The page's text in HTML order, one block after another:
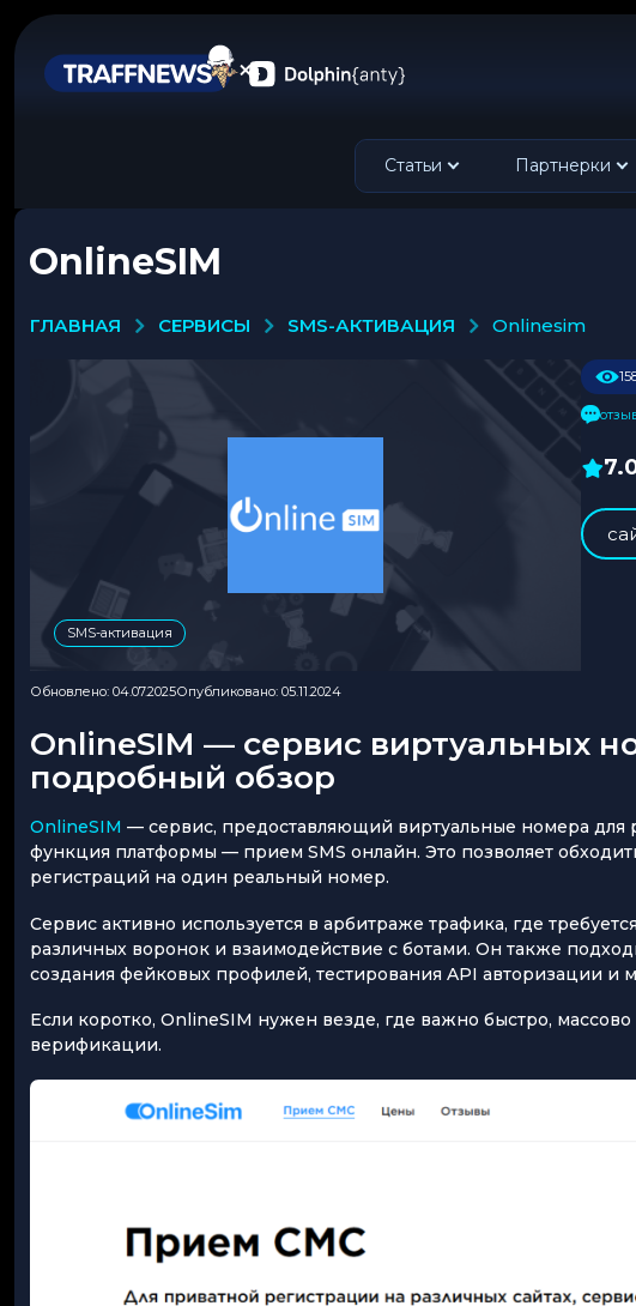
Статьи Партнерки
OnlineSIM
ГЛАВНАЯ СЕРВИСЫ SMS-АКТИВАЦИЯ onlinesim
SMS-активация
Обновлено: 04.07.2025Опубликовано: 05.11.2024
OnlineSIM — сервис виртуальных
подробный обзор
OnlineSIM — сервис, предоставляющий виртуальные номера для
функция платформы — прием SMS онлайн. Это позволяет
регистраций на один реальный номер.
Сервис активно используется в арбитраже трафика, где
различных воронок и взаимодействие с ботами. Он также
создания фейковых профилей, тестирования API авторизации и
Если коротко, OnlineSIM нужен везде, где важно быстро,
верификации.